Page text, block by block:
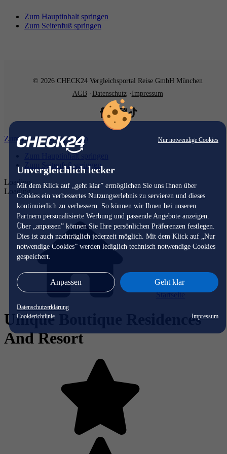
Nur notwendige Cookies
Unvergleichlich lecker
Mit dem Klick auf „geht klar” ermöglichen Sie uns Ihnen über
Cookies ein verbessertes Nutzungserlebnis zu servieren und dieses
kontinuierlich zu verbessern. So können wir Ihnen bei unseren
Partnern personalisierte Werbung und passende Angebote anzeigen.
Über „anpassen” können Sie Ihre persönlichen Präferenzen festlegen.
Dies ist auch nachträglich jederzeit möglich. Mit dem Klick auf „Nur
notwendige Cookies” werden lediglich technisch notwendige Cookies
gespeichert.
Anpassen Geht klar
Datenschutzerklärung
Cookierichtlinie
Impressum
Zum Hauptinhalt springen
Zum Seitenfuß springen
© 2026 CHECK24 Vergleichsportal Reise GmbH München
AGB
Datenschutz Impressum
Zum Hauptinhalt springen
Zum Hauptinhalt springen
Zum Seitenfuß springen
Loading...
Loading...
Startseite
Unique Boutique Residences
And Resort